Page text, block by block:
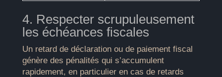
4. Respecter scrupuleusement
les échéances fiscales
Un retard de déclaration ou de paiement fiscal
génère des pénalités qui s’accumulent
rapidement, en particulier en cas de retards